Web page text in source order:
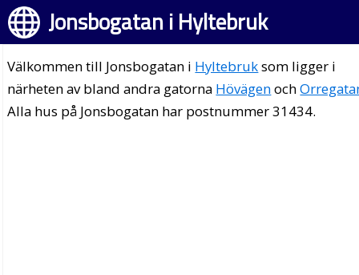
Jonsbogatan i Hyltebruk
Välkommen till Jonsbogatan i Hyltebruksom ligger i
närheten av bland andra gatorna Hövägenoch
Alla hus på Jonsbogatan har postnummer 31434.